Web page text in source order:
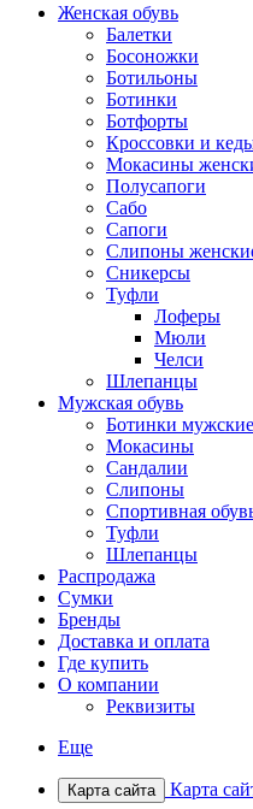
Женская обувь
Балетки
Босоножки
Ботильоны
Ботинки
Ботфорты
Кроссовки и
Мокасины
Полусапоги
Сабо
Сапоги
Слипоны
Сникерсы
Туфли
Лоферы
Мюли
Челси
Шлепанцы
Мужская обувь
Ботинки мужские
Мокасины
Сандалии
Слипоны
Спортивная
Туфли
Шлепанцы
Распродажа
Сумки
Бренды
Доставка и оплата
Где купить
О компании
Реквизиты
Еще
Карта сайта Карта